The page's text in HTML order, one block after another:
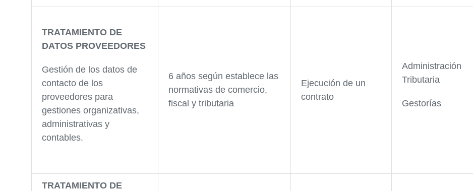
TRATAMIENTO DE
DATOS PROVEEDORES
Gestión de los datos de
contacto de los
proveedores para
gestiones organizativas,
administrativas y
contables.
6 años según establece las
normativas de comercio,
fiscal y tributaria
Ejecución de un
contrato
Administración
Tributaria
Gestorías
TRATAMIENTO DE